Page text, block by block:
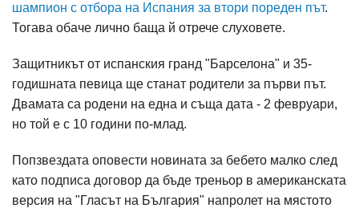
шампион с отбора на Испания за втори пореден път.
Тогава обаче лично баща й отрече слуховете.
Защитникът от испанския гранд "Барселона" и 35-
годишната певица ще станат родители за първи път.
Двамата са родени на една и съща дата - 2 февруари,
но той е с 10 години по-млад.
Попзвездата оповести новината за бебето малко след
като подписа договор да бъде треньор в американската
версия на "Гласът на България" напролет на мястото